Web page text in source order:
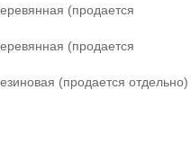
(продается
(продается
(продается отдельно)